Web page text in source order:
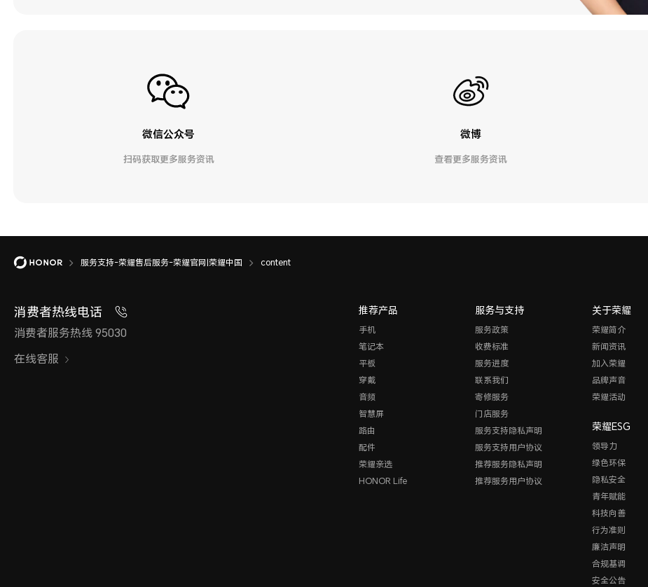
微信公众号
扫码获取更多服务资讯
微博
查看更多服务资讯
服务支持-荣耀售后服务-荣耀官网|荣耀中国 content
消费者热线电话
消费者服务热线 95030
在线客服
推荐产品
手机
笔记本
平板
穿戴
音频
智慧屏
路由
配件
荣耀亲选
HONOR Life
服务与支持
服务政策
收费标准
服务进度
联系我们
寄修服务
门店服务
服务支持隐私声明
服务支持用户协议
推荐服务隐私声明
推荐服务用户协议
关于荣耀
荣耀简介
新闻资讯
加入荣耀
品牌声音
荣耀活动
荣耀ESG
领导力
绿色环保
隐私安全
青年赋能
科技向善
行为准则
廉洁声明
合规基调
安全公告